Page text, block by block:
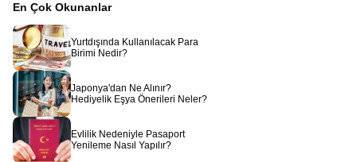
En Çok Okunanlar
Yurtdışında Kullanılacak Para
Birimi Nedir?
Japonya'dan Ne Alınır?
Hediyelik Eşya Önerileri Neler?
Evlilik Nedeniyle Pasaport
Yenileme Nasıl Yapılır?